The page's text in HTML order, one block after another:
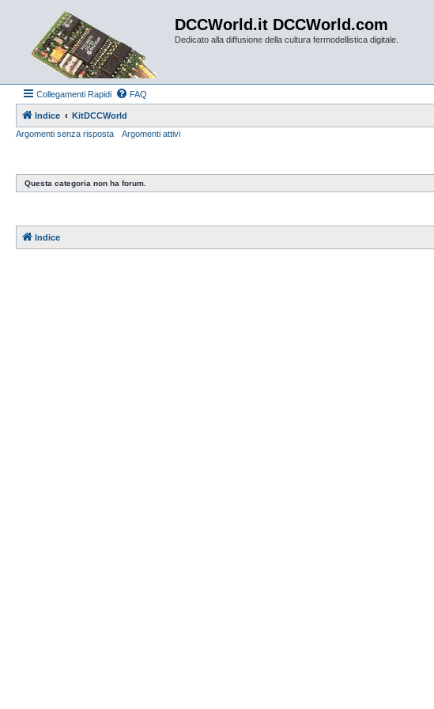
DCCWorld.it DCCWorld.com
Dedicato alla diffusione della cultura fermodellistica digitale.
Collegamenti Rapidi FAQ
Indice
KitDCCWorld
Argomenti senza risposta
Argomenti attivi
Questa categoria non ha forum.
Indice